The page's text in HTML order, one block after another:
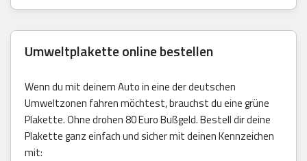
Umweltplakette online bestellen
Wenn du mit deinem Auto in eine der deutschen
Umweltzonen fahren möchtest, brauchst du eine grüne
Plakette. Ohne drohen 80 Euro Bußgeld. Bestell dir deine
Plakette ganz einfach und sicher mit deinen Kennzeichen
mit: